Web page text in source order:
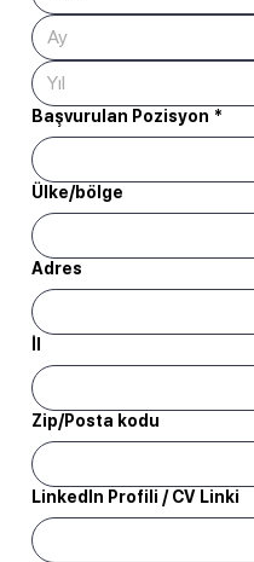
Ay
Başvurulan Pozisyon *
Çok satırlı adres
Ülke/bölge
Adres
Zip/Posta kodu
LinkedIn Profili / CV Linki